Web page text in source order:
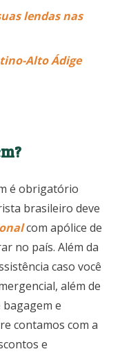
lendas nas
Alto Ádige
é obrigatório
brasileiro deve
com apólice de
no país. Além da
caso você
além de
e
contamos com a
e